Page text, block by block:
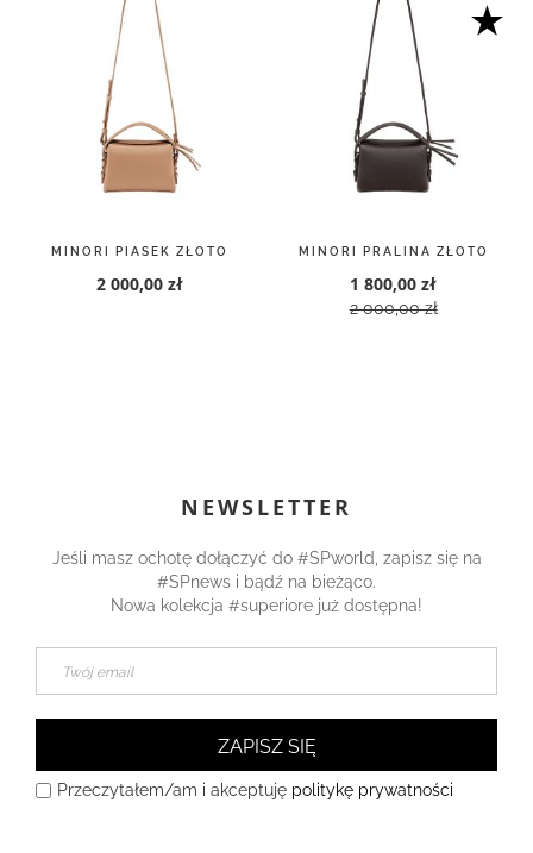
MINORI PIASEK ZŁOTO
2 000,00 zł
MINORI PRALINA ZŁOTO
1 800,00 zł
2 000,00 zł
NEWSLETTER
Jeśli masz ochotę dołączyć do #SPworld, zapisz się na
#SPnews i bądź na bieżąco.
Nowa kolekcja #superiore już dostępna!
ZAPISZ SIĘ
Przeczytałem/am i akceptuję politykę prywatności